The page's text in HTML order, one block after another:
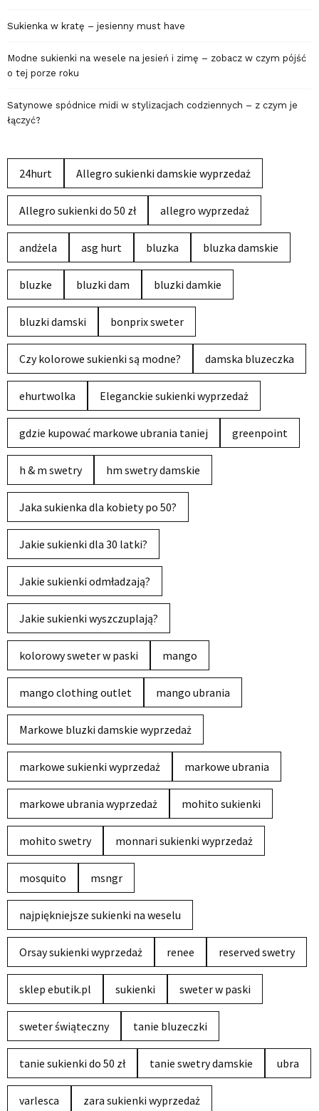
Sukienka w kratę – jesienny must have
Modne sukienki na wesele na jesień i zimę – zobacz w czym pójść
o tej porze roku
Satynowe spódnice midi w stylizacjach codziennych – z czym je
łączyć?
24hurt Allegro sukienki damskie wyprzedaż
Allegro sukienki do 50 zł allegro wyprzedaż
andżela asg hurt bluzka bluzka damskie
bluzke bluzki dam bluzki damkie
bluzki damski bonprix sweter
Czy kolorowe sukienki są modne? damska bluzeczka
ehurtwolka Eleganckie sukienki wyprzedaż
gdzie kupować markowe ubrania taniej greenpoint
h & m swetry hm swetry damskie
Jaka sukienka dla kobiety po 50?
Jakie sukienki dla 30 latki?
Jakie sukienki odmładzają?
Jakie sukienki wyszczuplają?
kolorowy sweter w paski mango
mango clothing outlet mango ubrania
Markowe bluzki damskie wyprzedaż
markowe sukienki wyprzedaż markowe ubrania
markowe ubrania wyprzedaż mohito sukienki
mohito swetry monnari sukienki wyprzedaż
mosquito msngr
najpiękniejsze sukienki na weselu
Orsay sukienki wyprzedaż renee reserved swetry
sklep ebutik.pl sukienki sweter w paski
sweter świąteczny tanie bluzeczki
tanie sukienki do 50 zł tanie swetry damskie ubra
varlesca zara sukienki wyprzedaż